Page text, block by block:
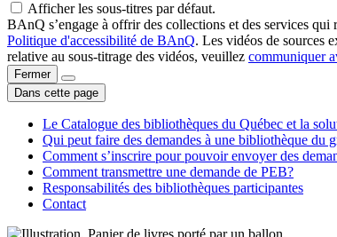
Afficher les sous-titres par défaut.
BAnQ s’engage à offrir des collections et des services qui
Politique d'accessibilité de BAnQ. Les vidéos de sources
relative au sous-titrage des vidéos, veuillez communiquer
Fermer
Dans cette page
Le Catalogue des bibliothèques du Québec et la
Qui peut faire des demandes à une bibliothèque du
Comment s’inscrire pour pouvoir envoyer des
Comment transmettre une demande de PEB?
Responsabilités des bibliothèques participantes
Contact